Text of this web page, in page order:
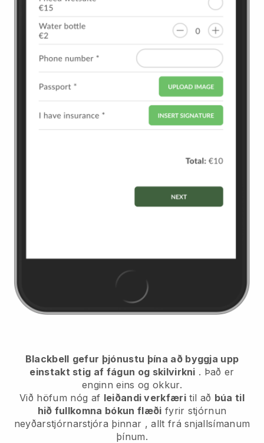
Blackbell gefur þjónustu þína að byggja upp
einstakt stig af fágun og skilvirkni . Það er
enginn eins og okkur.
Við höfum nóg af leiðandi verkfæri til að búa til
hið fullkomna bókun flæði fyrir stjórnun
neyðarstjórnarstjóra þinnar , allt frá snjallsímanum
þínum.